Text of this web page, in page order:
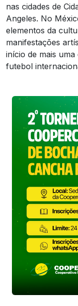
nas cidades de
Angeles. No
elementos da
manifestações
início de mais
futebol